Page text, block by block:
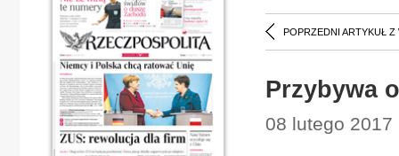
POPRZEDNI ARTYKUŁ Z
Przybywa
08 lutego 2017